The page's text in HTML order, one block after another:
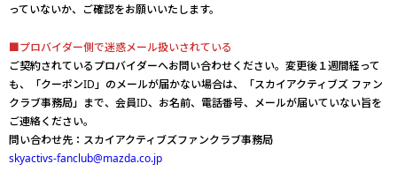
っていないか、ご確認をお願いいたします。
■プロバイダー側で迷惑メール扱いされている
ご契約されているプロバイダーへお問い合わせください。変更後１週間経って
も、「クーポンID」のメールが届かない場合は、「スカイアクティブズ ファン
クラブ事務局」まで、会員ID、お名前、電話番号、メールが届いていない旨を
ご連絡ください。
問い合わせ先：スカイアクティブズファンクラブ事務局
skyactivs-fanclub@mazda.co.jp